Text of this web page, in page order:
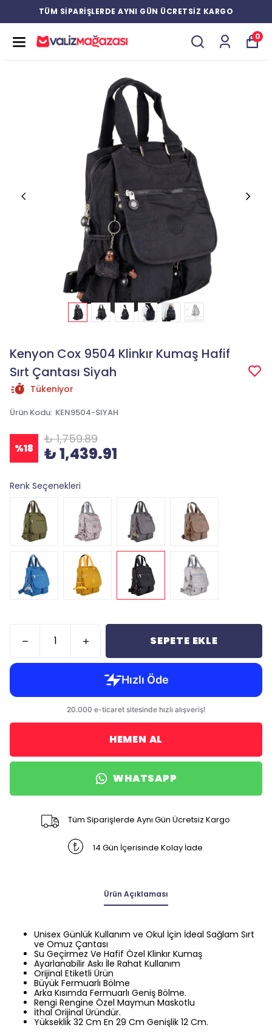
TÜM SİPARİŞLERDE AYNI GÜN ÜCRETSİZ KARGO
0
Kenyon Cox 9504 Klinkır Kumaş Hafif
Sırt Çantası Siyah
Tükeniyor
Ürün Kodu: KEN9504-SIYAH
%18
₺ 1,759.89
₺ 1,439.91
Renk Seçenekleri
SEPETE EKLE
HEMEN AL
WHATSAPP
Tüm Siparişlerde Aynı Gün Ücretsiz Kargo
14 Gün İçerisinde Kolay İade
Ürün Açıklaması
Unisex Günlük Kullanım ve Okul İçin İdeal Sağlam Sırt
ve Omuz Çantası
Su Geçirmez Ve Hafif Özel Klinkır Kumaş
Ayarlanabilir Askı İle Rahat Kullanım
Orijinal Etiketli Ürün
Büyük Fermuarlı Bölme
Arka Kısımda Fermuarlı Geniş Bölme.
Rengi Rengine Özel Maymun Maskotlu
İthal Orijinal Üründür.
Yükseklik 32 Cm En 29 Cm Genişlik 12 Cm.